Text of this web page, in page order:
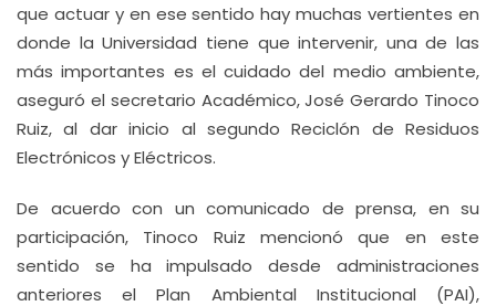
que actuar y en ese sentido hay muchas vertientes en
donde la Universidad tiene que intervenir, una de las
más importantes es el cuidado del medio ambiente,
aseguró el secretario Académico, José Gerardo Tinoco
Ruiz, al dar inicio al segundo Reciclón de Residuos
Electrónicos y Eléctricos.
De acuerdo con un comunicado de prensa, en su
participación, Tinoco Ruiz mencionó que en este
sentido se ha impulsado desde administraciones
anteriores el Plan Ambiental Institucional (PAI),